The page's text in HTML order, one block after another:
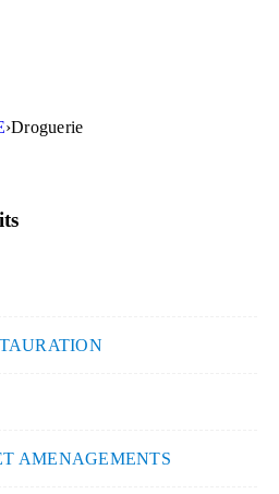
›Droguerie
AMENAGEMENTS